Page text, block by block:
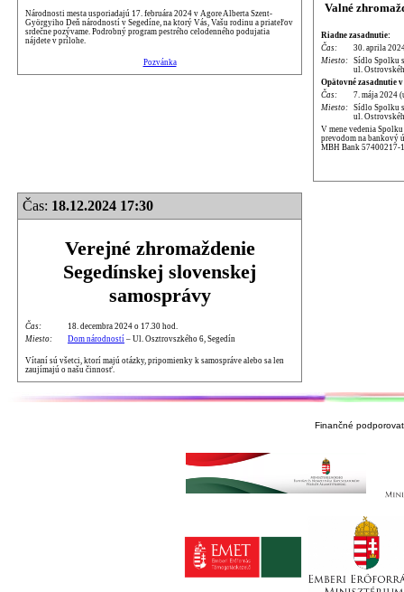
Národnosti mesta usporiadajú 17. februára 2024 v Agore Alberta Szent-
Györgyiho Deň národností v Segedíne, na ktorý Vás, Vašu rodinu a priateľov
srdečne pozývame. Podrobný program pestrého celodenného podujatia
nájdete v prílohe.
Pozvánka
Valné
Riadne zasadnutie:
Čas:
30. aprila
Miesto: Sídlo Spolku
ul.
Opätovné zasadnutie
Čas:
7. mája 2024
Miesto: Sídlo Spolku
ul.
V mene vedenia
prevodom na bankový
MBH Bank 57400217-
Čas: 18.12.2024 17:30
Verejné zhromaždenie
Segedínskej slovenskej
samosprávy
Čas:
18. decembra 2024 o 17.30 hod.
Miesto:
Dom národností – Ul. Osztrovszkého 6, Segedín
Vítaní sú všetci, ktorí majú otázky, pripomienky k samospráve alebo sa len
zaujímajú o našu činnosť.
Finančné